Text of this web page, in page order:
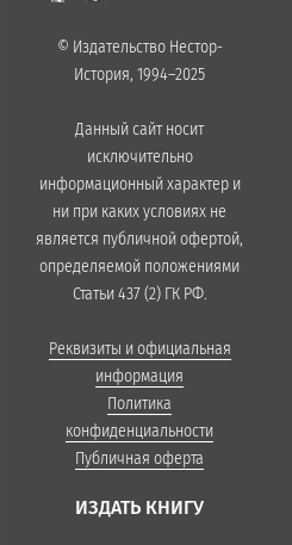
© Издательство Нестор-
История, 1994–2025
Данный сайт носит
исключительно
информационный характер и
ни при каких условиях не
является публичной офертой,
определяемой положениями
Статьи 437 (2) ГК РФ.
Реквизиты и официальная
информация
Политика
конфиденциальности
Публичная оферта
ИЗДАТЬ КНИГУ